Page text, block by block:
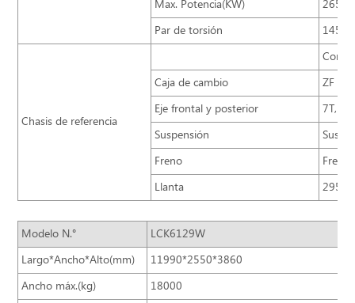
Max. Potencia(KW)
265/
Par de torsión
Chasis de referencia
Caja de cambio
ZF
Eje frontal y posterior
7T,13T
Suspensión
Freno
Freno
Llanta
295/
Modelo N.°
LCK6129W
Largo*Ancho*Alto(mm)
11990*2550*3860
Ancho máx.(kg)
18000